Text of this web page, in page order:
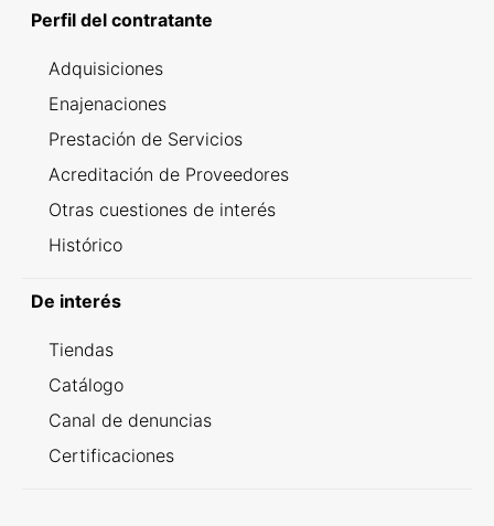
Perfil del contratante
Adquisiciones
Enajenaciones
Prestación de Servicios
Acreditación de Proveedores
Otras cuestiones de interés
Histórico
De interés
Tiendas
Catálogo
Canal de denuncias
Certificaciones